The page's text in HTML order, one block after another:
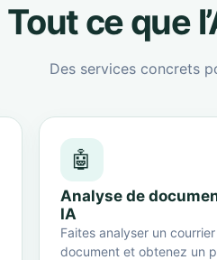
Tout ce que
Des services concrets
🤖
Analyse de
IA
Faites analyser un
document et obtenez un